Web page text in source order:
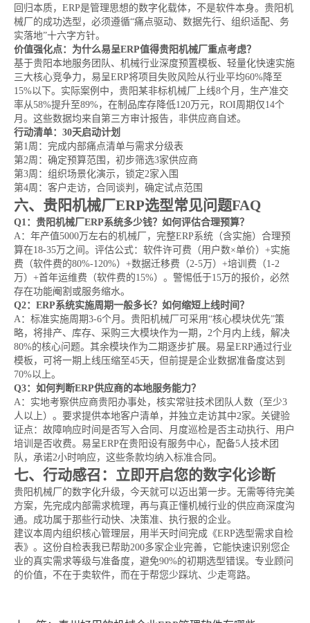
回归本质，ERP是管理思想的数字化载体，不是软件本身。贵阳机
械厂的成功选型，必须遵循“痛点驱动、数据先行、组织适配、务
实落地”十六字方针。
价值强化点：为什么易呈ERP值得贵阳机械厂重点考虑？
基于贵阳本地服务团队、机械行业深度预置模板、轻量化快速实施
三大核心竞争力，易呈ERP将项目失败风险从行业平均60%降至
15%以下。实际案例中，贵阳某非标机械厂上线8个月，生产准交
率从58%提升至89%，在制品库存降低120万元，ROI周期仅14个
月。这些数据均来自第三方审计报告，非供应商自述。
行动清单：30天启动计划
第1周：完成内部痛点清单与需求分级表
第2周：确定预算范围，初步筛选3家供应商
第3周：组织场景化演示，锁定2家入围
第4周：客户走访，合同谈判，确定试点范围
六、贵阳机械厂ERP选型常见问题FAQ
Q1：贵阳机械厂ERP系统多少钱？如何评估合理预算？
A：年产值5000万左右的机械厂，完整ERP系统（含实施）合理预
算在18-35万之间。评估公式：软件许可费（用户数×单价）+实施
费（软件费的80%-120%）+数据迁移费（2-5万）+培训费（1-2
万）+首年运维费（软件费的15%）。警惕低于15万的报价，必然
存在功能阉割或服务缩水。
Q2：ERP系统实施周期一般多长？如何缩短上线时间？
A：标准实施周期3-6个月。贵阳机械厂可采用“核心模块优先”策
略，将排产、库存、采购三大模块作为一期，2个月内上线，解决
80%的核心问题。其余模块作为二期逐步扩展。易呈ERP通过行业
模板，可将一期上线压缩至45天，但前提是企业数据准备度达到
70%以上。
Q3：如何判断ERP供应商的本地服务能力？
A：实地考察供应商贵阳办事处，核实常驻技术团队人数（至少3
人以上）。要求提供本地客户清单，并独立走访其中2家。关键验
证点：故障响应时间是否写入合同、月度巡检是否主动执行、用户
培训是否收费。易呈ERP在贵阳设有服务中心，配备5人技术团
队，承诺2小时响应，这些条款均纳入标准合同。
七、行动感召：立即开启您的数字化诊断
贵阳机械厂的数字化升级，今天就可以迈出第一步。无需等待完美
方案，先完成内部需求梳理，再与真正懂机械行业的供应商深度沟
通。成功属于那些行动快、决策准、执行狠的企业。
建议本周内组织核心管理层，用半天时间完成《ERP选型需求自检
表》。这份自检表我已帮助200多家企业完善，它能快速识别您企
业的真实需求等级与准备度，避免90%的初期选型错误。专业顾问
的价值，不在于卖软件，而在于帮您少踩坑、少走弯路。